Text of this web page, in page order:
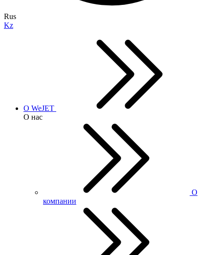
Rus
Kz
О WeJET
О нас
О
компании